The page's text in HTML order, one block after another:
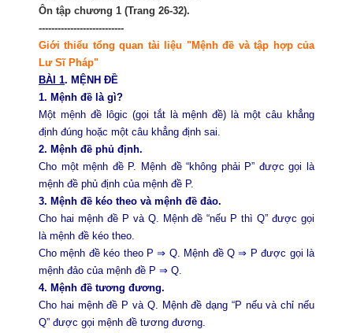
Ôn tập chương 1 (Trang 26-32).
---------------------------
Giới thiểu tổng quan tài liệu "Mệnh đề và tập hợp của
Lư Sĩ Pháp"
BÀI 1. MỆNH ĐỀ
1. Mệnh đề là gì?
Một mệnh đề lôgic (gọi tắt là mệnh đề) là một câu khẳng
định đúng hoặc một câu khẳng định sai.
2. Mệnh đề phủ định.
Cho một mệnh đề P. Mệnh đề “không phải P” được gọi là
mệnh đề phủ định của mệnh đề P.
3. Mệnh đề kéo theo và mệnh đề đảo.
Cho hai mệnh đề P và Q. Mệnh đề “nếu P thì Q” được gọi
là mệnh đề kéo theo.
Cho mệnh đề kéo theo P ⇒ Q. Mệnh đề Q ⇒ P được gọi là
mệnh đảo của mệnh đề P ⇒ Q.
4. Mệnh đề tương đương.
Cho hai mệnh đề P và Q. Mệnh đề dạng “P nếu và chỉ nếu
Q” được gọi mệnh đề tương đương.